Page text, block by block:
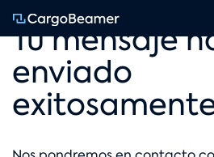
Tu mensaje
enviado